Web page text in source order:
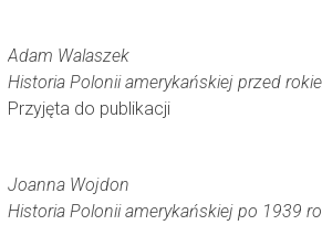
Adam Walaszek
Historia Polonii amerykańskiej przed
Przyjęta do publikacji
Joanna Wojdon
Historia Polonii amerykańskiej po 1939